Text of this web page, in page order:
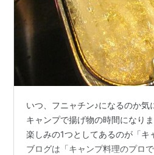
いつ、フニャチン♪になるのか気
キャンプで揚げ物の時間になり
楽しみの1つとしてあるのが「キ
ブログは「キャンプ料理のプロ